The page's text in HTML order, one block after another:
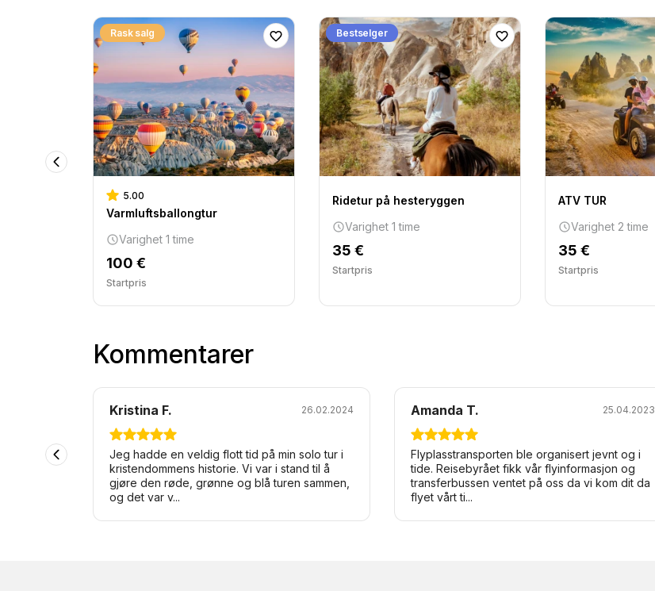
Rask salg
5.00
Varmluftsballongtur
Varighet 1 time
100 €
Startpris
Bestselger
Ridetur på hesteryggen
Varighet 1 time
35 €
Startpris
ATV TUR
Varighet 2 time
35 €
Startpris
Kommentarer
Kristina F. 26.02.2024
Jeg hadde en veldig flott tid på min solo tur i
kristendommens historie. Vi var i stand til å
gjøre den røde, grønne og blå turen sammen,
og det var v...
Amanda T. 25.04.2023
Flyplasstransporten ble organisert jevnt og i
tide. Reisebyrået fikk vår flyinformasjon og
transferbussen ventet på oss da vi kom dit da
flyet vårt ti...